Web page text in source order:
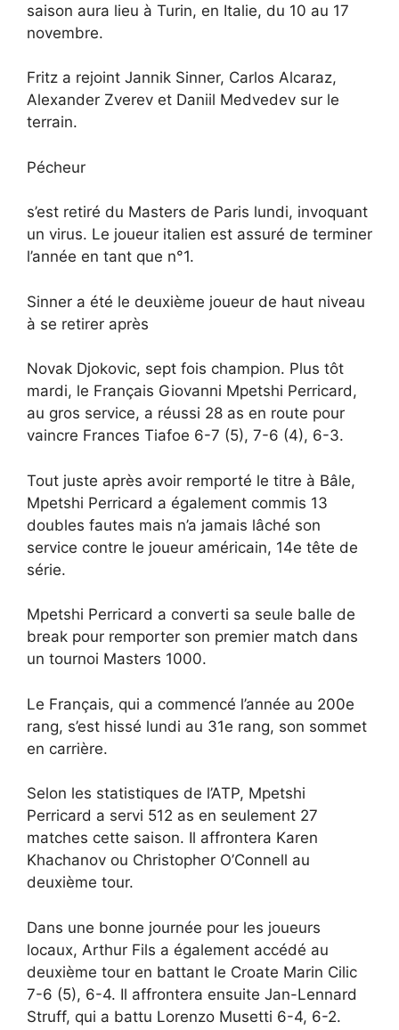
saison aura lieu à Turin, en Italie, du 10 au 17
novembre.
Fritz a rejoint Jannik Sinner, Carlos Alcaraz,
Alexander Zverev et Daniil Medvedev sur le
terrain.
Pécheur
s’est retiré du Masters de Paris lundi, invoquant
un virus. Le joueur italien est assuré de terminer
l’année en tant que n°1.
Sinner a été le deuxième joueur de haut niveau
à se retirer après
Novak Djokovic, sept fois champion. Plus tôt
mardi, le Français Giovanni Mpetshi Perricard,
au gros service, a réussi 28 as en route pour
vaincre Frances Tiafoe 6-7 (5), 7-6 (4), 6-3.
Tout juste après avoir remporté le titre à Bâle,
Mpetshi Perricard a également commis 13
doubles fautes mais n’a jamais lâché son
service contre le joueur américain, 14e tête de
série.
Mpetshi Perricard a converti sa seule balle de
break pour remporter son premier match dans
un tournoi Masters 1000.
Le Français, qui a commencé l’année au 200e
rang, s’est hissé lundi au 31e rang, son sommet
en carrière.
Selon les statistiques de l’ATP, Mpetshi
Perricard a servi 512 as en seulement 27
matches cette saison. Il affrontera Karen
Khachanov ou Christopher O’Connell au
deuxième tour.
Dans une bonne journée pour les joueurs
locaux, Arthur Fils a également accédé au
deuxième tour en battant le Croate Marin Cilic
7-6 (5), 6-4. Il affrontera ensuite Jan-Lennard
Struff, qui a battu Lorenzo Musetti 6-4, 6-2.